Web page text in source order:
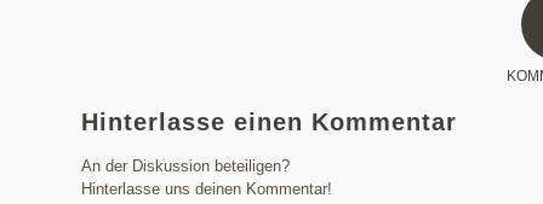
Hinterlasse einen Kommentar
An der Diskussion beteiligen?
Hinterlasse uns deinen Kommentar!